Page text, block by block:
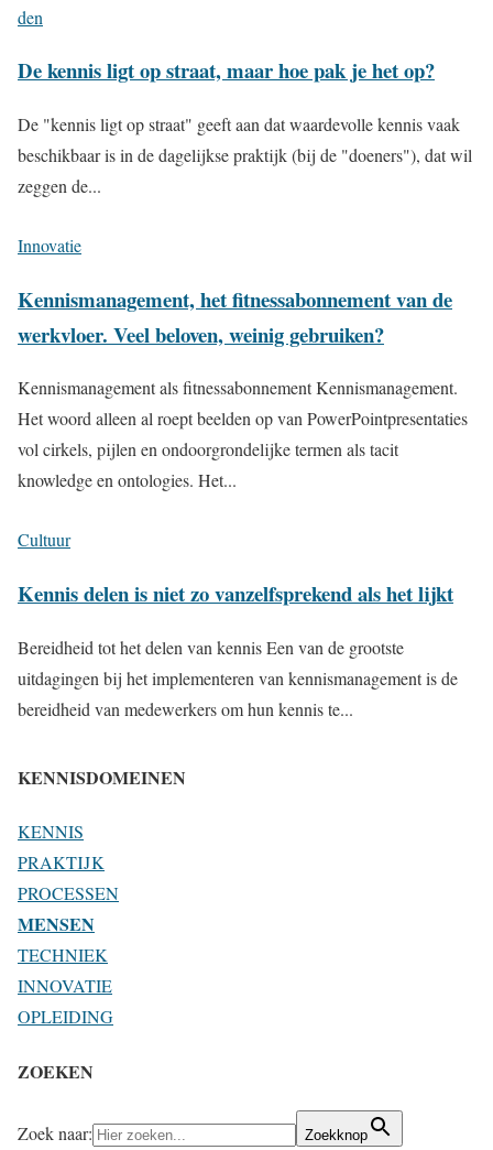
den
De kennis ligt op straat, maar hoe pak je het op?
De "kennis ligt op straat" geeft aan dat waardevolle kennis vaak
beschikbaar is in de dagelijkse praktijk (bij de "doeners"), dat wil
zeggen de...
Innovatie
Kennismanagement, het fitnessabonnement van de
werkvloer. Veel beloven, weinig gebruiken?
Kennismanagement als fitnessabonnement Kennismanagement.
Het woord alleen al roept beelden op van PowerPointpresentaties
vol cirkels, pijlen en ondoorgrondelijke termen als tacit
knowledge en ontologies. Het...
Cultuur
Kennis delen is niet zo vanzelfsprekend als het lijkt
Bereidheid tot het delen van kennis Een van de grootste
uitdagingen bij het implementeren van kennismanagement is de
bereidheid van medewerkers om hun kennis te...
KENNISDOMEINEN
KENNIS
PRAKTIJK
PROCESSEN
MENSEN
TECHNIEK
INNOVATIE
OPLEIDING
ZOEKEN
Zoek naar: Zoekknop